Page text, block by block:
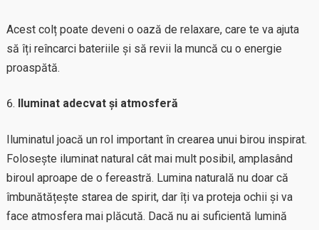
Acest colț poate deveni o oază de relaxare, care te va ajuta
să îți reîncarci bateriile și să revii la muncă cu o energie
proaspătă.
Iluminat adecvat și atmosferă
Iluminatul joacă un rol important în crearea unui birou inspirat.
Folosește iluminat natural cât mai mult posibil, amplasând
biroul aproape de o fereastră. Lumina naturală nu doar că
îmbunătățește starea de spirit, dar îți va proteja ochii și va
face atmosfera mai plăcută. Dacă nu ai suficientă lumină